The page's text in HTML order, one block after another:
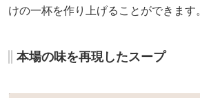
けの一杯を作り上げることができます。
本場の味を再現したスープ